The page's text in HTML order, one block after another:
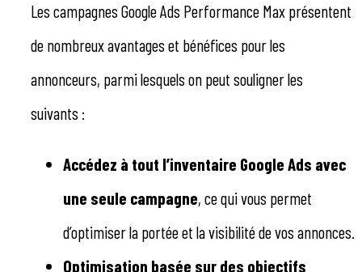
Les campagnes Google Ads Performance Max présentent
de nombreux avantages et bénéfices pour les
annonceurs, parmi lesquels on peut souligner les
suivants :
Accédez à tout l’inventaire Google Ads avec
une seule campagne, ce qui vous permet
d’optimiser la portée et la visibilité de vos annonces.
Optimisation basée sur des objectifs